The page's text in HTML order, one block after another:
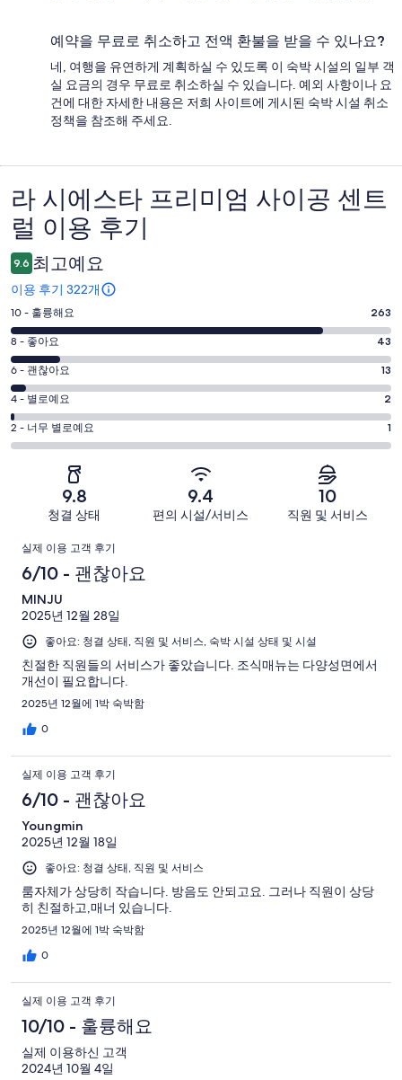
예약을 무료로 취소하고 전액 환불을 받을 수 있나요?
네, 여행을 유연하게 계획하실 수 있도록 이 숙박 시설의 일부 객
실 요금의 경우 무료로 취소하실 수 있습니다. 예외 사항이나 요
건에 대한 자세한 내용은 저희 사이트에 게시된 숙박 시설 취소
정책을 참조해 주세요.
이
용
후
기
라 시에스타 프리미엄 사이공 센트
럴 이용 후기
9.6 최고예요
이용 후기 322개
평
점
10
-
훌
륭
해
요.
후
기
263
10 - 훌륭해요 263
평
점
8
-
좋
아
후
기
중
43
개
8 - 좋아요 43
평
점
6
-
괜
개
이
후
기
중
개
6 - 괜찮아요 13
평
점
4
322
개
이
용
후
중
개
4 - 별로예요 2
평
점
별
요.
322
개
이
용
후
1
개
2 - 너무 별로예요 1
9.8
청결 상태
9.4
편의 시설/서비스
10
직원 및 서비스
이
용
후
기
실제 이용 고객 후기
6/10 - 괜찮아요
MINJU
2025년 12월 28일
좋아요: 청결 상태, 직원 및 서비스, 숙박 시설 상태 및 시설
친절한 직원들의 서비스가 좋았습니다. 조식매뉴는 다양성면에서
개선이 필요합니다.
2025년 12월에 1박 숙박함
0
실제 이용 고객 후기
6/10 - 괜찮아요
Youngmin
2025년 12월 18일
좋아요: 청결 상태, 직원 및 서비스
룸자체가 상당히 작습니다. 방음도 안되고요. 그러나 직원이 상당
히 친절하고,매너 있습니다.
2025년 12월에 1박 숙박함
0
실제 이용 고객 후기
10/10 - 훌륭해요
실제 이용하신 고객
2024년 10월 4일